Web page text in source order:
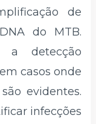
de
do MTB.
a detecção
casos onde
evidentes.
infecções